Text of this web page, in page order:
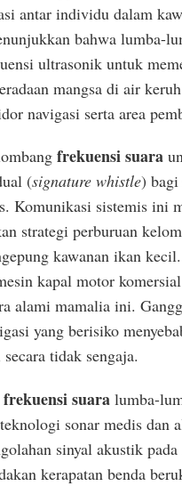
antar individu dalam
bahwa lumba-
ultrasonik untuk
mangsa di air
navigasi serta area
frekuensi suara
(signature whistle) bagi
Komunikasi sistemis ini
strategi perburuan
kawanan ikan
kapal motor
alami mamalia ini.
yang berisiko
tidak sengaja.
frekuensi suaralumba-
sonar medis dan
sinyal akustik
kerapatan benda